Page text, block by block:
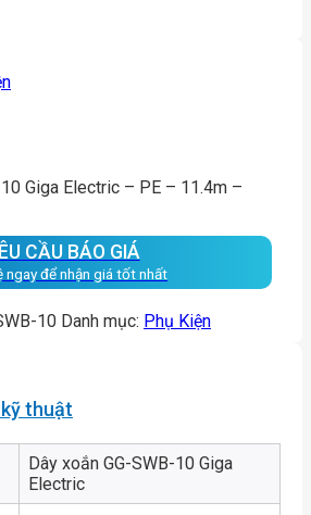
Giga Electric – PE – 11.4m –
CẦU BÁO GIÁ
ngay để nhận giá tốt nhất
10 Danh mục: Phụ Kiện
thuật
Dây xoắn GG-SWB-10 Giga
Electric